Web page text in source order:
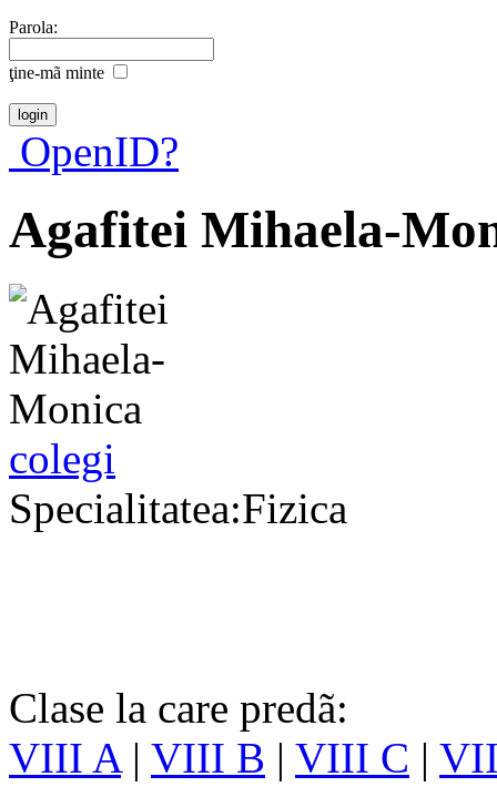
Parola:
ţine-mã minte
OpenID?
Agafitei Mihaela-
colegi
Specialitatea:Fizica
Clase la care predã:
VIII A | VIII B | VIII C |